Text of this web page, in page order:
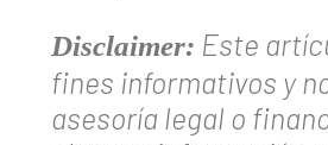
Disclaimer: Este
fines informativos y
asesoría legal o